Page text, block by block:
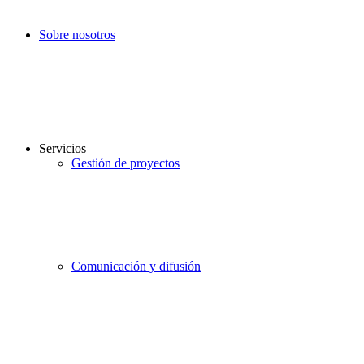
Sobre nosotros
Servicios
Gestión de proyectos
Comunicación y difusión